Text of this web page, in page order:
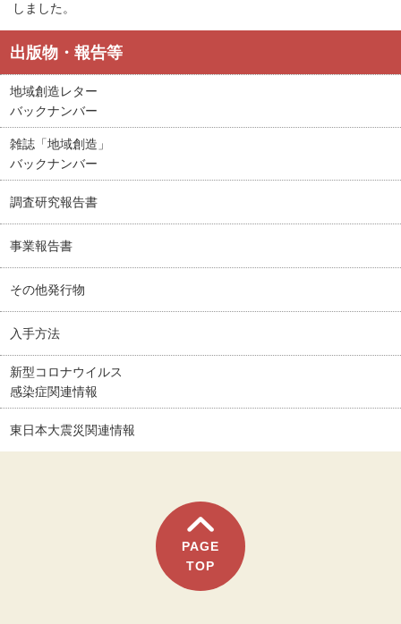
しました。
出版物・報告等
地域創造レター
バックナンバー
雑誌「地域創造」
バックナンバー
調査研究報告書
事業報告書
その他発行物
入手方法
新型コロナウイルス
感染症関連情報
東日本大震災関連情報
PAGE
TOP